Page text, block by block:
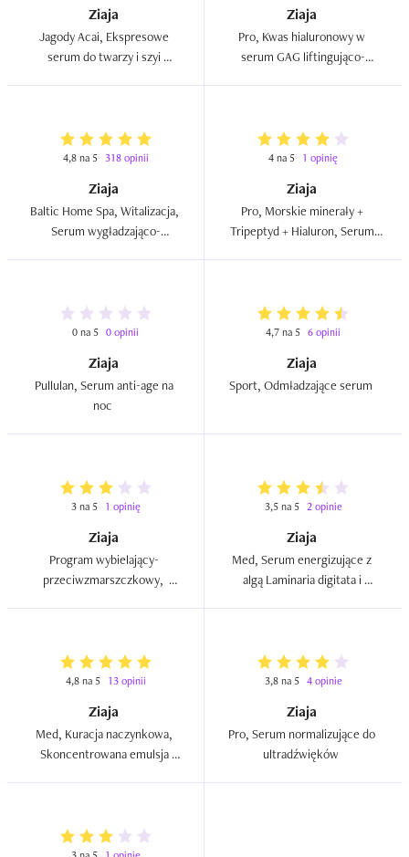
Ziaja
Jagody Acai, Ekspresowe
serum do twarzy i szyi
Ziaja
Pro, Kwas hialuronowy w
serum GAG liftingująco-
4,8 na 5 318 opinii
Ziaja
Baltic Home Spa, Witalizacja,
Serum wygładzająco-
4 na 5 1 opinię
Ziaja
Pro, Morskie minerały +
Tripeptyd + Hialuron, Serum
0 na 5 0 opinii
Ziaja
Pullulan, Serum anti-age na
4,7 na 5 6 opinii
Ziaja
3 na 5 1 opinię
Ziaja
Program wybielający-
przeciwzmarszczkowy,
3,5 na 5 2 opinie
Ziaja
Med, Serum energizujące z
algą Laminaria digitata i
4,8 na 5 13 opinii
Ziaja
Med, Kuracja naczynkowa,
Skoncentrowana emulsja
3,8 na 5 4 opinie
Ziaja
Pro, Serum normalizujące do